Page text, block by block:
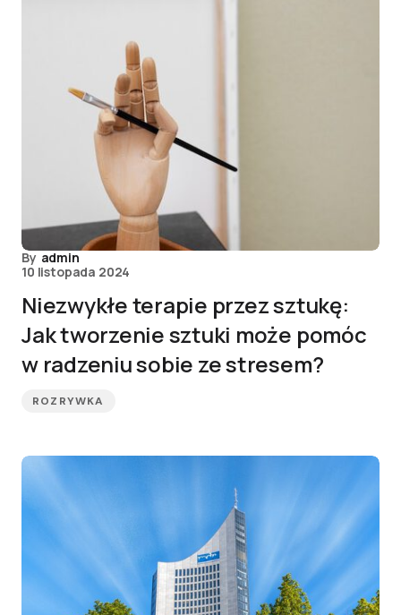
By admin
10 listopada 2024
Niezwykłe terapie przez sztukę:
Jak tworzenie sztuki może pomóc
w radzeniu sobie ze stresem?
ROZRYWKA